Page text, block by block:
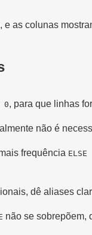
e as colunas
0, para que linhas
não é
frequência ELSE
dê aliases
não se sobrepõem,